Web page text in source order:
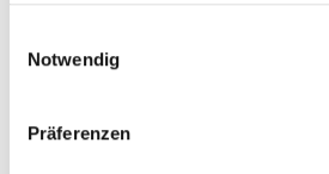
Notwendig
Präferenzen
+498380981762